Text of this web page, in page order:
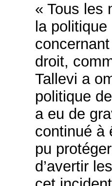
« Tous les
la
droit,
Tallevi a
politique
a eu de
continué à
pu
d’avertir